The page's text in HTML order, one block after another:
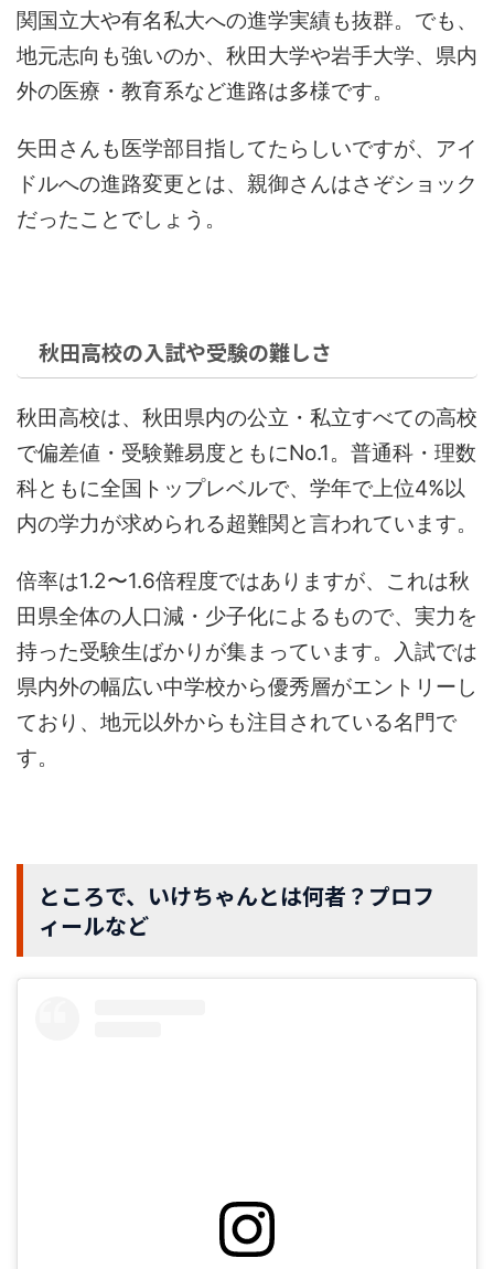
関国立大や有名私大への進学実績も抜群。でも、
地元志向も強いのか、秋田大学や岩手大学、県内
外の医療・教育系など進路は多様です。
矢田さんも医学部目指してたらしいですが、アイ
ドルへの進路変更とは、親御さんはさぞショック
だったことでしょう。
秋田高校の入試や受験の難しさ
秋田高校は、秋田県内の公立・私立すべての高校
で偏差値・受験難易度ともにNo.1。普通科・理数
科ともに全国トップレベルで、学年で上位4%以
内の学力が求められる超難関と言われています。
倍率は1.2〜1.6倍程度ではありますが、これは秋
田県全体の人口減・少子化によるもので、実力を
持った受験生ばかりが集まっています。入試では
県内外の幅広い中学校から優秀層がエントリーし
ており、地元以外からも注目されている名門で
す。
ところで、いけちゃんとは何者？プロフ
ィールなど